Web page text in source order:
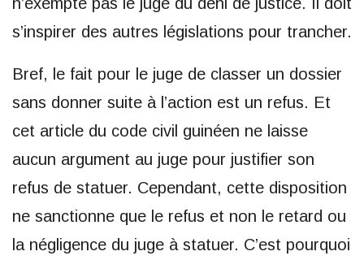
s’inspirer des autres législations pour trancher.
Bref, le fait pour le juge de classer un dossier
sans donner suite à l’action est un refus. Et
cet article du code civil guinéen ne laisse
aucun argument au juge pour justifier son
refus de statuer. Cependant, cette disposition
ne sanctionne que le refus et non le retard ou
la négligence du juge à statuer. C’est pourquoi